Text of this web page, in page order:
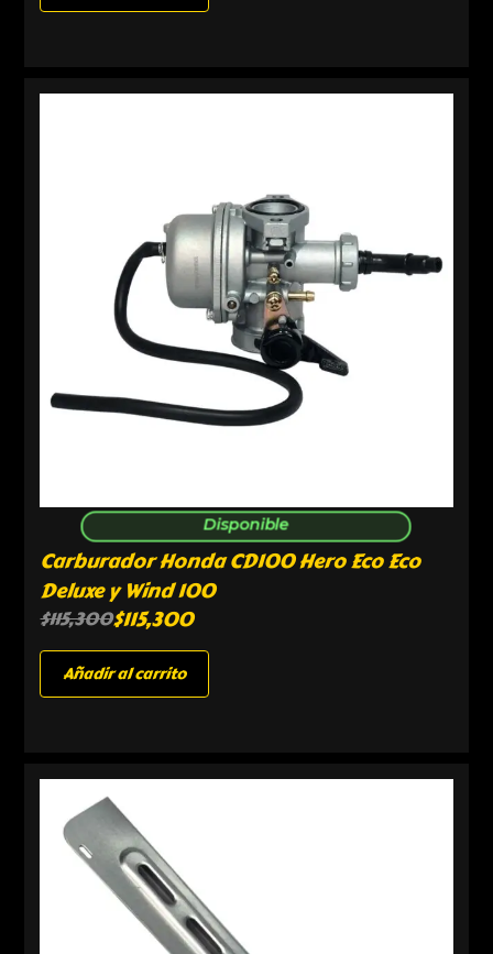
Disponible
Carburador Honda CD100 Hero Eco Eco
Deluxe y Wind 100
$115,300$115,300
Añadir al carrito